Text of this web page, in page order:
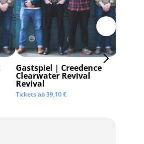
Gastspiel | Creedence
Clearwater Revival
Revival
Tickets ab39,10€